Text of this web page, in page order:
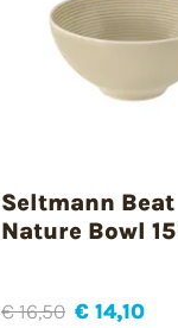
Seltmann Beat
Nature Bowl
€ 16,50 € 14,10